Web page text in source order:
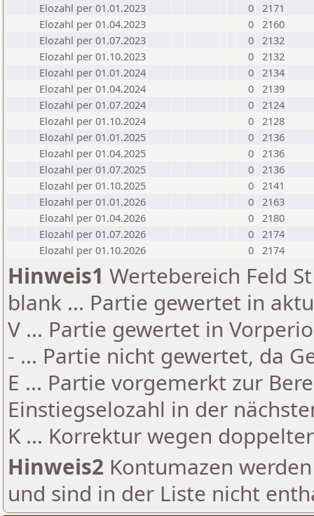
Elozahl per 01.01.2023
0 2171
Elozahl per 01.04.2023
0 2160
Elozahl per 01.07.2023
0 2132
Elozahl per 01.10.2023
0 2132
Elozahl per 01.01.2024
0 2134
Elozahl per 01.04.2024
0 2139
Elozahl per 01.07.2024
0 2124
Elozahl per 01.10.2024
0 2128
Elozahl per 01.01.2025
0 2136
Elozahl per 01.04.2025
0 2136
Elozahl per 01.07.2025
0 2136
Elozahl per 01.10.2025
0 2141
Elozahl per 01.01.2026
0 2163
Elozahl per 01.04.2026
0 2180
Elozahl per 01.07.2026
0 2174
Elozahl per 01.10.2026
0 2174
Hinweis1 Wertebereich Feld
blank ... Partie gewertet in
V ... Partie gewertet in
- ... Partie nicht gewertet, da
E ... Partie vorgemerkt zur
Einstiegselozahl in der
K ... Korrektur wegen
Hinweis2 Kontumazen
und sind in der Liste nicht